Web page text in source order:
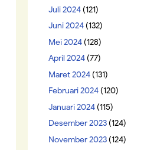
Juli 2024(121)
Juni 2024(132)
Mei 2024(128)
April 2024(77)
Maret 2024(131)
Februari 2024(120)
Januari 2024(115)
Desember 2023(124)
November 2023(124)